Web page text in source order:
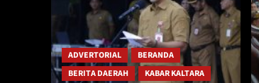
ADVERTORIAL
BERANDA
BERITA DAERAH
KABAR KALTARA